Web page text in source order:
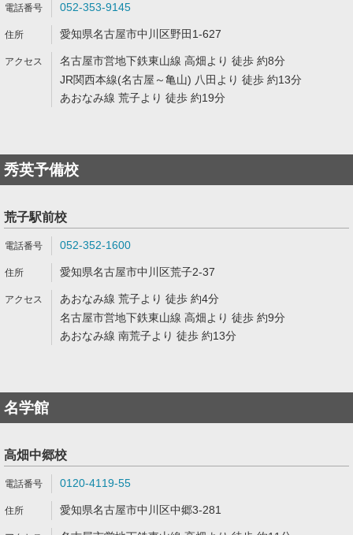
052-353-9145
愛知県名古屋市中川区野田1-627
名古屋市営地下鉄東山線 高畑より 徒歩 約8分
JR関西本線(名古屋～亀山) 八田より 徒歩 約13分
あおなみ線 荒子より 徒歩 約19分
秀英予備校
荒子駅前校
052-352-1600
愛知県名古屋市中川区荒子2-37
あおなみ線 荒子より 徒歩 約4分
名古屋市営地下鉄東山線 高畑より 徒歩 約9分
あおなみ線 南荒子より 徒歩 約13分
名学館
高畑中郷校
0120-4119-55
愛知県名古屋市中川区中郷3-281